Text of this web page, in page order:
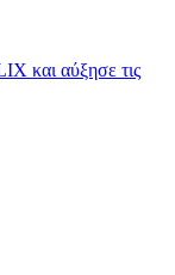
και αύξησε τις